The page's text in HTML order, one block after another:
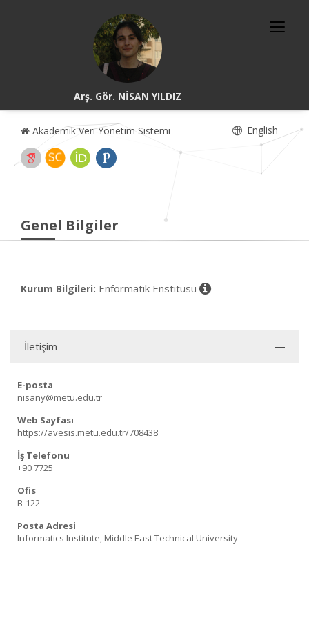
Arş. Gör. NİSAN YILDIZ
Akademik Veri Yönetim Sistemi English
Genel Bilgiler
Kurum Bilgileri: Enformatik Enstitüsü
İletişim
E-posta
nisany@metu.edu.tr
Web Sayfası
https://avesis.metu.edu.tr/708438
İş Telefonu
+90 7725
Ofis
B-122
Posta Adresi
Informatics Institute, Middle East Technical University